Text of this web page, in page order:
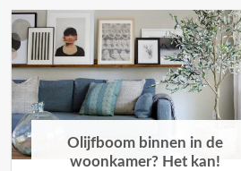
Olijfboom binnen in de
woonkamer? Het kan!